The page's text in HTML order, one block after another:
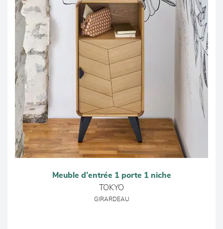
Meuble d’entrée 1 porte 1 niche
TOKYO
GIRARDEAU